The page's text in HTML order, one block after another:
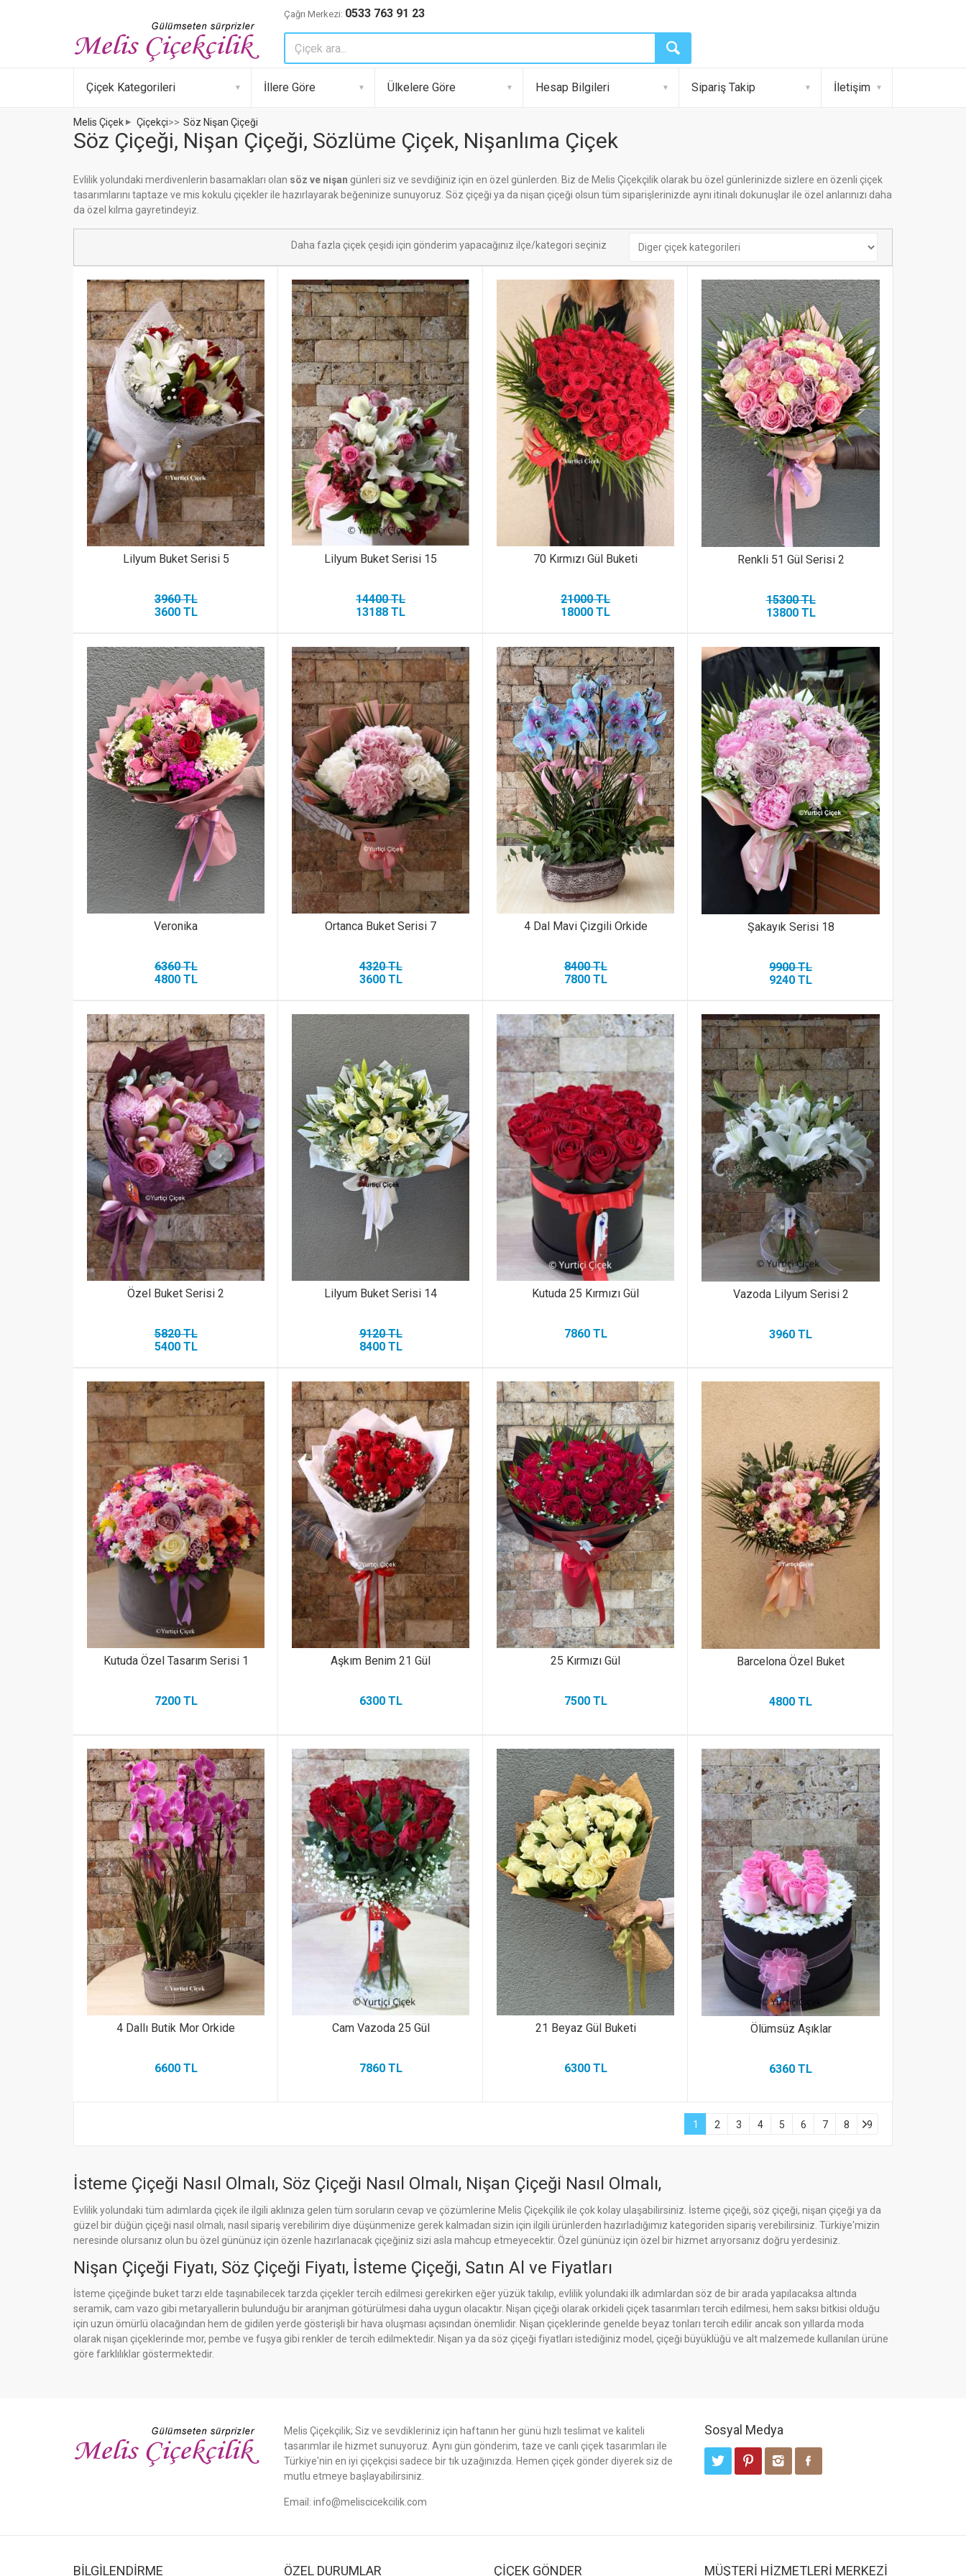
Çağrı Merkezi: 0533 763 91 23
Çiçek Kategorileri İllere Göre Ülkelere Göre Hesap Bilgileri Sipariş Takip İletişim
Melis Çiçek Çiçekçi>> Söz Nişan Çiçeği
Söz Çiçeği, Nişan Çiçeği, Sözlüme Çiçek, Nişanlıma Çiçek
Evlilik yolundaki merdivenlerin basamakları olan söz ve nişan günleri siz ve sevdiğiniz için en özel günlerden. Biz de Melis Çiçekçilik olarak bu özel günlerinizde sizlere en özenli çiçek
tasarımlarını taptaze ve mis kokulu çiçekler ile hazırlayarak beğeninize sunuyoruz. Söz çiçeği ya da nişan çiçeği olsun tüm siparişlerinizde aynı itinalı dokunuşlar ile özel anlarınızı daha
da özel kılma gayretindeyiz.
Daha fazla çiçek çeşidi için gönderim yapacağınız ilçe/kategori seçiniz
Lilyum Buket Serisi 5
3960 TL
3600 TL
Lilyum Buket Serisi 15
14400 TL
13188 TL
70 Kırmızı Gül Buketi
21000 TL
18000 TL
Renkli 51 Gül Serisi 2
15300 TL
13800 TL
Veronika
6360 TL
4800 TL
Ortanca Buket Serisi 7
4320 TL
3600 TL
4 Dal Mavi Çizgili Orkide
8400 TL
7800 TL
Şakayık Serisi 18
9900 TL
9240 TL
Özel Buket Serisi 2
5820 TL
5400 TL
Lilyum Buket Serisi 14
9120 TL
8400 TL
Kutuda 25 Kırmızı Gül
7860 TL
Vazoda Lilyum Serisi 2
3960 TL
Kutuda Özel Tasarım Serisi 1
7200 TL
Aşkım Benim 21 Gül
6300 TL
25 Kırmızı Gül
7500 TL
Barcelona Özel Buket
4800 TL
4 Dallı Butik Mor Orkide
6600 TL
Cam Vazoda 25 Gül
7860 TL
21 Beyaz Gül Buketi
6300 TL
Ölümsüz Aşıklar
6360 TL
1 2 3 4 5 6 7 8 9
İsteme Çiçeği Nasıl Olmalı, Söz Çiçeği Nasıl Olmalı, Nişan Çiçeği Nasıl Olmalı,
Evlilik yolundaki tüm adımlarda çiçek ile ilgili aklınıza gelen tüm soruların cevap ve çözümlerine Melis Çiçekçilik ile çok kolay ulaşabilirsiniz. İsteme çiçeği, söz çiçeği, nişan çiçeği ya da
güzel bir düğün çiçeği nasıl olmalı, nasıl sipariş verebilirim diye düşünmenize gerek kalmadan sizin için ilgili ürünlerden hazırladığımız kategoriden sipariş verebilirsiniz. Türkiye'mizin
neresinde olursanız olun bu özel gününüz için özenle hazırlanacak çiçeğiniz sizi asla mahcup etmeyecektir. Özel gününüz için özel bir hizmet arıyorsanız doğru yerdesiniz.
Nişan Çiçeği Fiyatı, Söz Çiçeği Fiyatı, İsteme Çiçeği, Satın Al ve Fiyatları
İsteme çiçeğinde buket tarzı elde taşınabilecek tarzda çiçekler tercih edilmesi gerekirken eğer yüzük takılıp, evlilik yolundaki ilk adımlardan söz de bir arada yapılacaksa altında
seramik, cam vazo gibi metaryallerin bulunduğu bir aranjman götürülmesi daha uygun olacaktır. Nişan çiçeği olarak orkideli çiçek tasarımları tercih edilmesi, hem saksı bitkisi olduğu
için uzun ömürlü olacağından hem de gidilen yerde gösterişli bir hava oluşması açısından önemlidir. Nişan çiçeklerinde genelde beyaz tonları tercih edilir ancak son yıllarda moda
olarak nişan çiçeklerinde mor, pembe ve fuşya gibi renkler de tercih edilmektedir. Nişan ya da söz çiçeği fiyatları istediğiniz model, çiçeği büyüklüğü ve alt malzemede kullanılan ürüne
göre farklılıklar göstermektedir.
Melis Çiçekçilik; Siz ve sevdikleriniz için haftanın her günü hızlı teslimat ve kaliteli
tasarımlar ile hizmet sunuyoruz. Aynı gün gönderim, taze ve canlı çiçek tasarımları ile
Türkiye'nin en iyi çiçekçisi sadece bir tık uzağınızda. Hemen çiçek gönder diyerek siz de
mutlu etmeye başlayabilirsiniz.
Email: info@meliscicekcilik.com
Sosyal Medya
BİLGİLENDİRME ÖZEL DURUMLAR ÇİÇEK GÖNDER MÜŞTERİ HİZMETLERİ MERKEZİ